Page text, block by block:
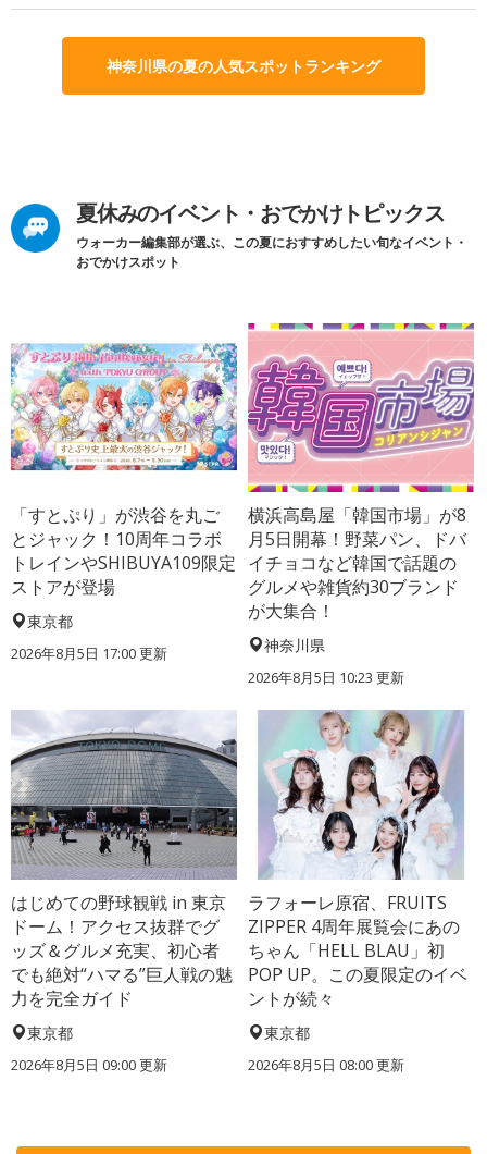
神奈川県の夏の人気スポットランキング
夏休みのイベント・おでかけトピックス
ウォーカー編集部が選ぶ、この夏におすすめしたい旬なイベント・
おでかけスポット
「すとぷり」が渋谷を丸ご
とジャック！10周年コラボ
トレインやSHIBUYA109限定
ストアが登場
東京都
2026年8月5日 17:00更新
横浜高島屋「韓国市場」が8
月5日開幕！野菜パン、ドバ
イチョコなど韓国で話題の
グルメや雑貨約30ブランド
が大集合！
神奈川県
2026年8月5日 10:23 更新
はじめての野球観戦 in 東京
ドーム！アクセス抜群でグ
ッズ＆グルメ充実、初心者
でも絶対“ハマる”巨人戦の魅
力を完全ガイド
東京都
2026年8月5日 09:00更新
ラフォーレ原宿、FRUITS
ZIPPER 4周年展覧会にあの
ちゃん「HELL BLAU」初
POP UP。この夏限定のイベ
ントが続々
東京都
2026年8月5日 08:00更新